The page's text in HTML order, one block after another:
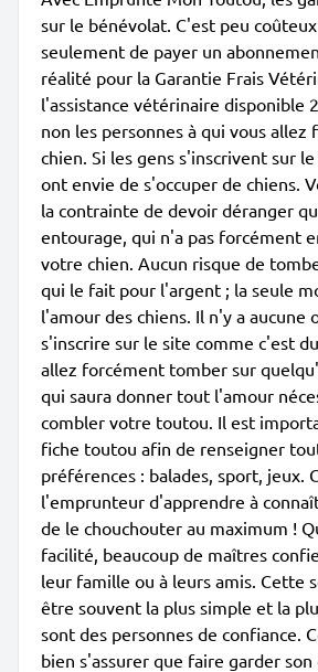
sur le bénévolat. C'est peu
seulement de payer un
réalité pour la Garantie Frais
l'assistance vétérinaire disponible
non les personnes à qui vous allez
chien. Si les gens s'inscrivent sur
ont envie de s'occuper de chiens.
la contrainte de devoir déranger
entourage, qui n'a pas forcément
votre chien. Aucun risque de
qui le fait pour l'argent ; la seule
l'amour des chiens. Il n'y a aucune
s'inscrire sur le site comme c'est
allez forcément tomber sur
qui saura donner tout l'amour
combler votre toutou. Il est
fiche toutou afin de renseigner
préférences : balades, sport, jeux.
l'emprunteur d'apprendre à
de le chouchouter au maximum !
facilité, beaucoup de maîtres
leur famille ou à leurs amis. Cette
être souvent la plus simple et la
sont des personnes de confiance.
bien s'assurer que faire garder